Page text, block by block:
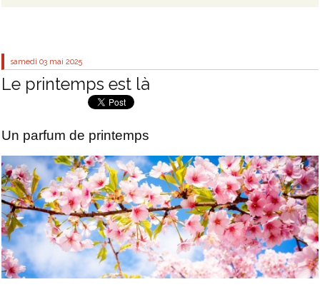
samedi 03 mai 2025
Le printemps est là
Un parfum de printemps